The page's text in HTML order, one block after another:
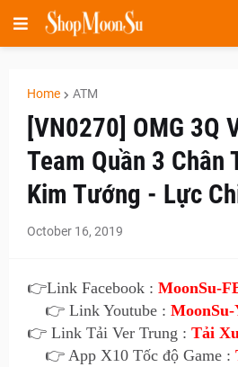
Home ATM
[VN0270] OMG 3Q
Team Quần 3 Chân
Kim Tướng - Lực
October 16, 2019
👉Link Facebook : MoonSu-
👉 Link Youtube :
👉 Link Tải Ver Trung : Tải
👉 App X10 Tốc độ Game :